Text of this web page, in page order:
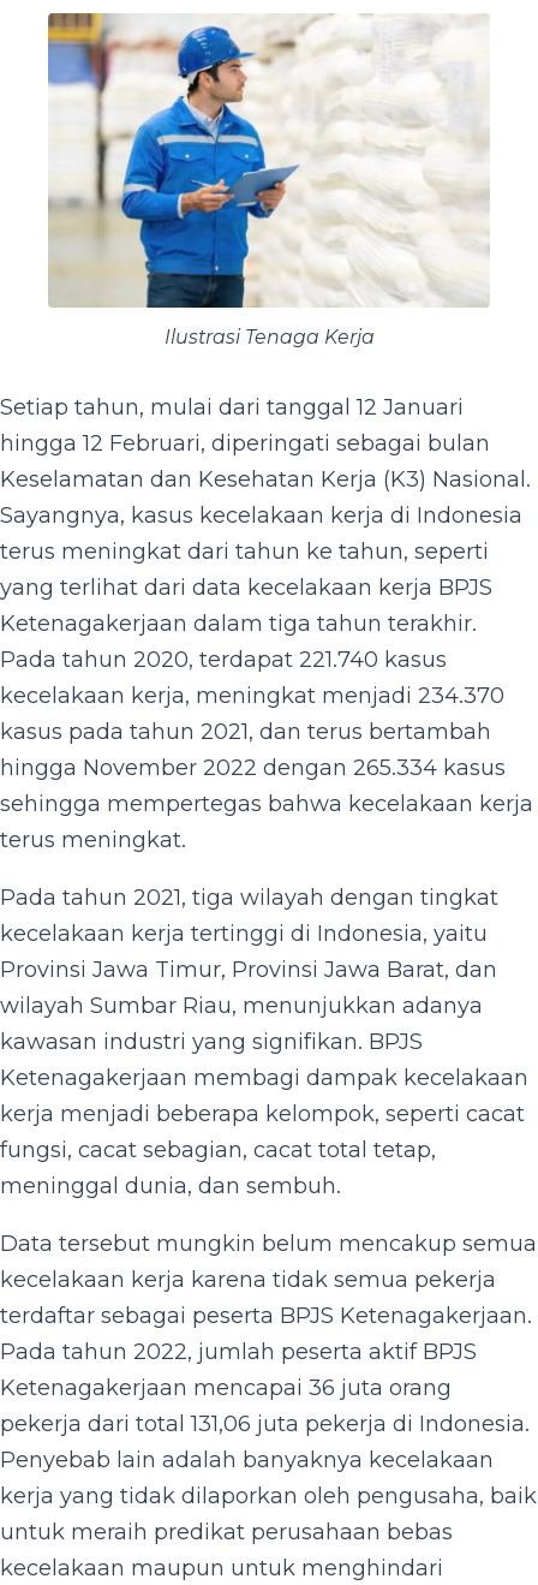
Ilustrasi Tenaga Kerja
Setiap tahun, mulai dari tanggal 12 Januari
hingga 12 Februari, diperingati sebagai bulan
Keselamatan dan Kesehatan Kerja (K3) Nasional.
Sayangnya, kasus kecelakaan kerja di Indonesia
terus meningkat dari tahun ke tahun, seperti
yang terlihat dari data kecelakaan kerja BPJS
Ketenagakerjaan dalam tiga tahun terakhir.
Pada tahun 2020, terdapat 221.740 kasus
kecelakaan kerja, meningkat menjadi 234.370
kasus pada tahun 2021, dan terus bertambah
hingga November 2022 dengan 265.334 kasus
sehingga mempertegas bahwa kecelakaan kerja
terus meningkat.
Pada tahun 2021, tiga wilayah dengan tingkat
kecelakaan kerja tertinggi di Indonesia, yaitu
Provinsi Jawa Timur, Provinsi Jawa Barat, dan
wilayah Sumbar Riau, menunjukkan adanya
kawasan industri yang signifikan. BPJS
Ketenagakerjaan membagi dampak kecelakaan
kerja menjadi beberapa kelompok, seperti cacat
fungsi, cacat sebagian, cacat total tetap,
meninggal dunia, dan sembuh.
Data tersebut mungkin belum mencakup semua
kecelakaan kerja karena tidak semua pekerja
terdaftar sebagai peserta BPJS Ketenagakerjaan.
Pada tahun 2022, jumlah peserta aktif BPJS
Ketenagakerjaan mencapai 36 juta orang
pekerja dari total 131,06 juta pekerja di Indonesia.
Penyebab lain adalah banyaknya kecelakaan
kerja yang tidak dilaporkan oleh pengusaha, baik
untuk meraih predikat perusahaan bebas
kecelakaan maupun untuk menghindari